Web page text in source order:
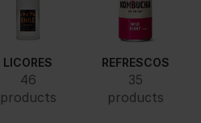
LICORES
46
products
REFRESCOS
35
products